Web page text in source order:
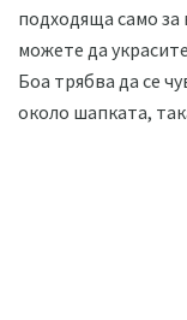
подходяща само за
можете да
Боа трябва да се
около шапката,